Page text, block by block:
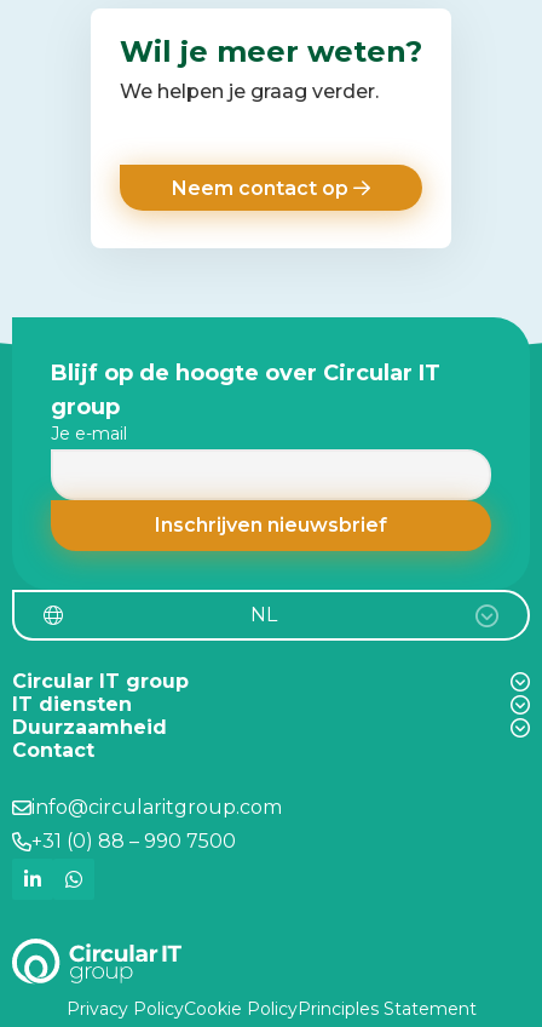
Wil je meer weten?
We helpen je graag verder.
Neem contact op
Site
footer
Blijf op de hoogte over Circular IT
group
Je e-mail
NL
Circular IT group
IT diensten
Duurzaamheid
Contact
info@circularitgroup.com
+31 (0) 88 – 990 7500
Privacy PolicyCookie PolicyPrinciples Statement